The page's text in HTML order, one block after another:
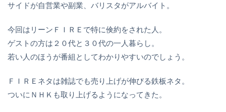
サイドが自営業や副業、バリスタがアルバイト。
今回はリーンＦＩＲＥで特に倹約をされた人。
ゲストの方は２０代と３０代の一人暮らし。
若い人のほうが番組としてわかりやすいのでしょう。
ＦＩＲＥネタは雑誌でも売り上げが伸びる鉄板ネタ。
ついにＮＨＫも取り上げるようになってきた。